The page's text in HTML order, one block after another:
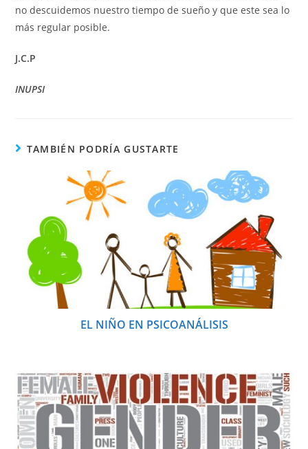
no descuidemos nuestro tiempo de sueño y que este sea lo
más regular posible.
J.C.P
INUPSI
TAMBIÉN PODRÍA GUSTARTE
EL NIÑO EN PSICOANÁLISIS